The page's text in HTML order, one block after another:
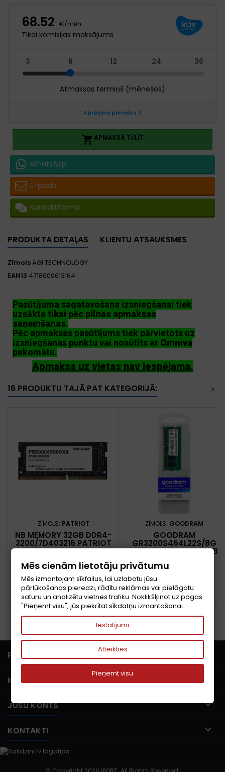
APMAKSĀ TŪLĪT
WhatsApp
E-pasts
Kontaktforma
PRODUKTA DETAĻAS KLIENTU ATSAUKSMES
ZīmolsAGI TECHNOLOGY
EAN13 4718009613164
Pasūtījuma sagatavošana izsniegšanai tiek
uzsākta tikai pēc pilnas apmaksas
saņemšanas.
Pēc apmaksas pasūtījums tiek pārvietots uz
izsniegšanas punktu vai nosūtīts ar Omniva
pakomātu.
Apmaksa uz vietas nav iespējama.
16 PRODUKTU TAJĀ PAT KATEGORIJĀ: >
ZĪMOLS: PATRIOT
NB MEMORY 32GB DDR4-
3200/7D403216 PATRIOT
Cena
312,10 €
 Pievienot grozam
PIEEJAMS
ZĪMOLS: GOODRAM
GOODRAM
GR3200S464L22S/8G
ATMIŅAS MODULIS 8 GB 1
X 8 GB DDR4 260-PIN SO-
DIMM
Cena
91,68 €
 Pievienot grozam
PIEEJAMS
PRECES 
KOMPĀNIJA 
JŪSU KONTS 
KONTAKTI 
Mēs cienām lietotāju privātumu
Mēs izmantojam sīkfailus, lai uzlabotu jūsu
pārlūkošanas pieredzi, rādītu reklāmas vai pielāgotu
saturu un analizētu vietnes trafiku. Noklikšķinot uz pogas
"Pieņemt visu", jūs piekrītat sīkdatņu izmantošanai.
Iestatījumi
Atteikties
Pieņemt visu